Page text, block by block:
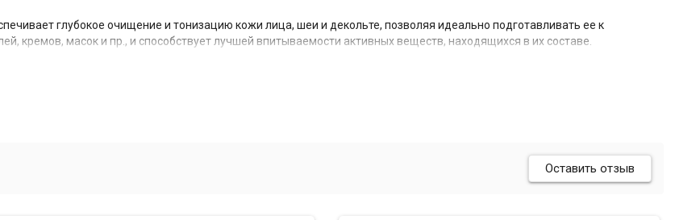
глубокое очищение и тонизацию кожи лица, шеи и декольте, позволяя идеально подготавливать ее к
кремов, масок и пр., и способствует лучшей впитываемости активных веществ, находящихся в их составе.
баланс и влагоудерживающую функцию эпидермиса, регулируют работу сальных желез, обладают высокими
свойствами, возвращая коже ощущение небывалой чистоты, комфорта и свежести.
Оставить отзыв